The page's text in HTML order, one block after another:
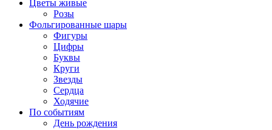
Цветы живые
Розы
Фольгированные шары
Фигуры
Цифры
Буквы
Круги
Звезды
Сердца
Ходячие
По событиям
День рождения